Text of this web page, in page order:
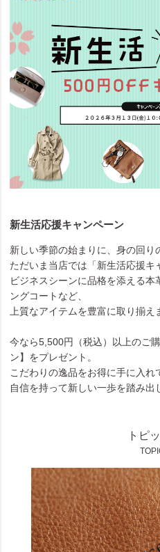
新生活応援キャンペーン
新しい季節の始まりに、身の回り
ただいま当店では「新生活応援キ
ビジネスシーンに品格を添える本
ングコートなど、
上質なアイテムを豊富に取り揃え
今なら5,500円（税込）以上のご
ン】をプレゼント。
こだわりの逸品をお得に手に入れ
自信を持って新しい一歩を踏み出
トピ